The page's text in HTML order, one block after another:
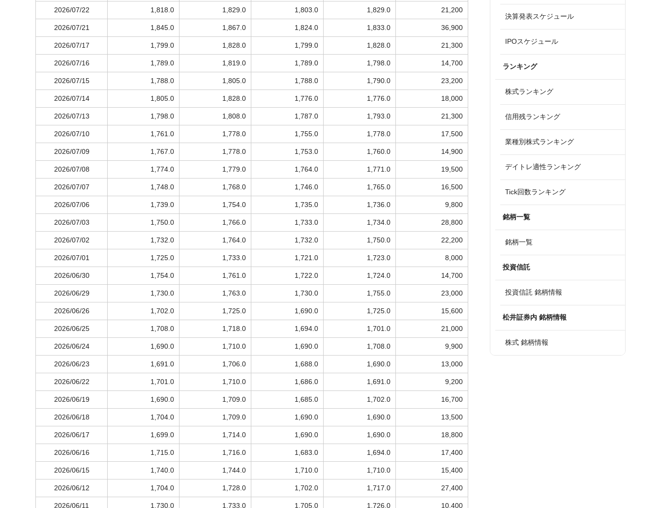
2026/07/22 1,818.0 1,829.0 1,803.0 1,829.0 21,200
2026/07/21 1,845.0 1,867.0 1,824.0 1,833.0 36,900
2026/07/17 1,799.0 1,828.0 1,799.0 1,828.0 21,300
2026/07/16 1,789.0 1,819.0 1,789.0 1,798.0 14,700
2026/07/15 1,788.0 1,805.0 1,788.0 1,790.0 23,200
2026/07/14 1,805.0 1,828.0 1,776.0 1,776.0 18,000
2026/07/13 1,798.0 1,808.0 1,787.0 1,793.0 21,300
2026/07/10 1,761.0 1,778.0 1,755.0 1,778.0 17,500
2026/07/09 1,767.0 1,778.0 1,753.0 1,760.0 14,900
2026/07/08 1,774.0 1,779.0 1,764.0 1,771.0 19,500
2026/07/07 1,748.0 1,768.0 1,746.0 1,765.0 16,500
2026/07/06 1,739.0 1,754.0 1,735.0 1,736.0 9,800
2026/07/03 1,750.0 1,766.0 1,733.0 1,734.0 28,800
2026/07/02 1,732.0 1,764.0 1,732.0 1,750.0 22,200
2026/07/01 1,725.0 1,733.0 1,721.0 1,723.0 8,000
2026/06/30 1,754.0 1,761.0 1,722.0 1,724.0 14,700
2026/06/29 1,730.0 1,763.0 1,730.0 1,755.0 23,000
2026/06/26 1,702.0 1,725.0 1,690.0 1,725.0 15,600
2026/06/25 1,708.0 1,718.0 1,694.0 1,701.0 21,000
2026/06/24 1,690.0 1,710.0 1,690.0 1,708.0 9,900
2026/06/23 1,691.0 1,706.0 1,688.0 1,690.0 13,000
2026/06/22 1,701.0 1,710.0 1,686.0 1,691.0 9,200
2026/06/19 1,690.0 1,709.0 1,685.0 1,702.0 16,700
2026/06/18 1,704.0 1,709.0 1,690.0 1,690.0 13,500
2026/06/17 1,699.0 1,714.0 1,690.0 1,690.0 18,800
2026/06/16 1,715.0 1,716.0 1,683.0 1,694.0 17,400
2026/06/15 1,740.0 1,744.0 1,710.0 1,710.0 15,400
2026/06/12 1,704.0 1,728.0 1,702.0 1,717.0 27,400
2026/06/11 1,730.0 1,733.0 1,705.0 1,726.0 10,400
決算発表スケジュール
IPOスケジュール
ランキング
株式ランキング
信用残ランキング
業種別株式ランキング
デイトレ適性ランキング
Tick回数ランキング
銘柄一覧
銘柄一覧
投資信託
投資信託 銘柄情報
松井証券内 銘柄情報
株式 銘柄情報